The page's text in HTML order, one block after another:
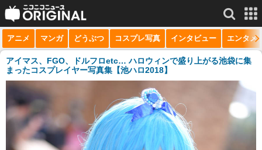
サービス一覧 もっと見る
niconico
動画
生放送
ニュース
アニメ マンガ どうぶつ コスプレ写真 インタビュー エンタメ
アイマス、FGO、ドルフロetc… ハロウィンで盛り上がる池袋に集
まったコスプレイヤー写真集【池ハロ2018】